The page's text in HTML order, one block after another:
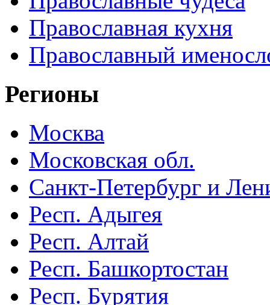
Православная кухня
Православный
Регионы
Москва
Московская обл.
Санкт-Петербург и
Респ. Адыгея
Респ. Алтай
Респ. Башкортостан
Респ. Бурятия